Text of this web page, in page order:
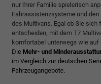
nur Ihrer Familie spielerisch
Fahrassistenzsysteme und
des Multivans. Egal ob Sie sich
entscheiden, mit dem T7
komfortabel unterwegs wie auf
Die Mehr- und
im Vergleich zur deutschen
Fahrzeugangebote.